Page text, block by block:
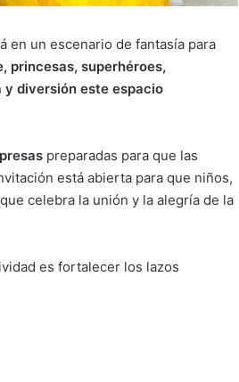
en un escenario de fantasía para
princesas, superhéroes,
y diversión este espacio
preparadas para que las
está abierta para que niños,
celebra la unión y la alegría de la
es fortalecer los lazos